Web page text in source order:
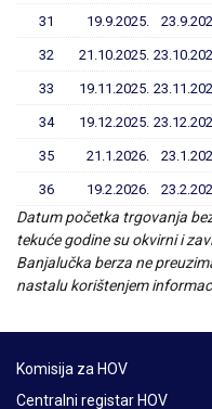
31 19.9.2025.
32 21.10.2025.
33 19.11.2025.
34 19.12.2025.
35 21.1.2026.
36 19.2.2026.
Datum početka trgovanja
tekuće godine su okvirni i
Banjalučka berza ne
nastalu korištenjem
Komisija za HOV
Centralni registar HOV